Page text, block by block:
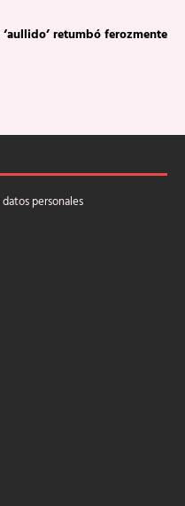
retumbó ferozmente
personales